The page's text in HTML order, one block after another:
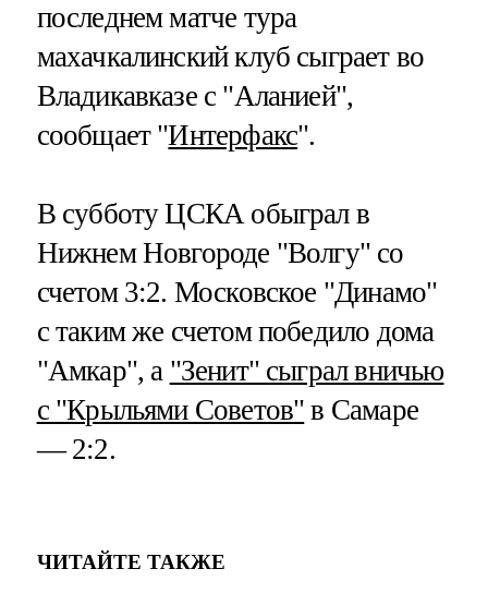
последнем матче тура
махачкалинский клуб сыграет во
Владикавказе с "Аланией",
сообщает "Интерфакс".
В субботу ЦСКА обыграл в
Нижнем Новгороде "Волгу" со
счетом 3:2. Московское "Динамо"
с таким же счетом победило дома
"Амкар", а "Зенит" сыграл вничью
с "Крыльями Советов" в Самаре
— 2:2.
ЧИТАЙТЕ ТАКЖЕ